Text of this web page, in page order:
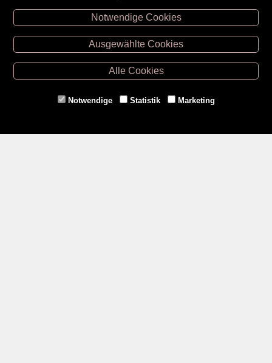
Unsere Öffnungszeiten
Retz -02942/20433
Hollabrunn -02952/30057
Eggenburg -02984/3836
Gmünd -
Notwendige Cookies
Ausgewählte Cookies
Alle Cookies
Notwendige Statistik Marketing